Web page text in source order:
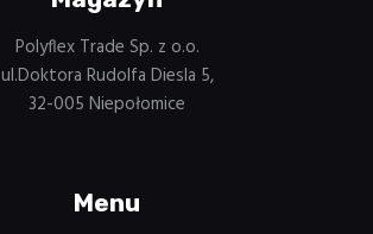
Polyflex Trade Sp. z o.o.
ul.Doktora Rudolfa Diesla 5,
32-005 Niepołomice
Menu